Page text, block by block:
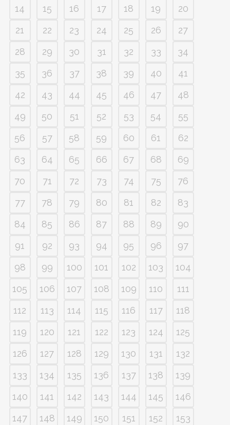
14 15 16 17 18 19
20
21
22 23 24 25 26
27
28
29 30 31 32 33
34
35
36 37 38 39 40
41
42
43 44 45 46 47
48
49
50 51 52 53 54
55
56
57 58 59 60 61
62
63
64 65 66 67 68
69
70
71 72 73 74 75
76
77
78 79 80 81 82
83
84
85 86 87 88 89
90
91
92 93 94 95 96
97
98
99 100 101 102 103
104
105
106 107 108 109 110
111
112
113 114 115 116 117
118
119
120 121 122 123 124
125
126
127 128 129 130 131
132
133
134 135 136 137 138
139
140
141 142 143 144 145
146
147
148 149 150 151 152
153